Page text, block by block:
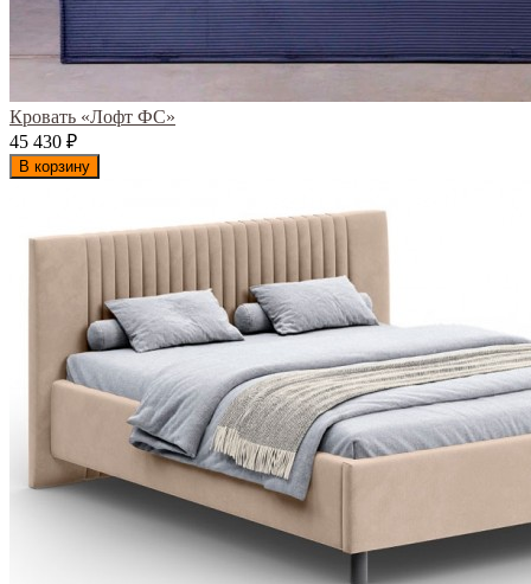
Кровать «Лофт ФС»
45 430 ₽
В корзину